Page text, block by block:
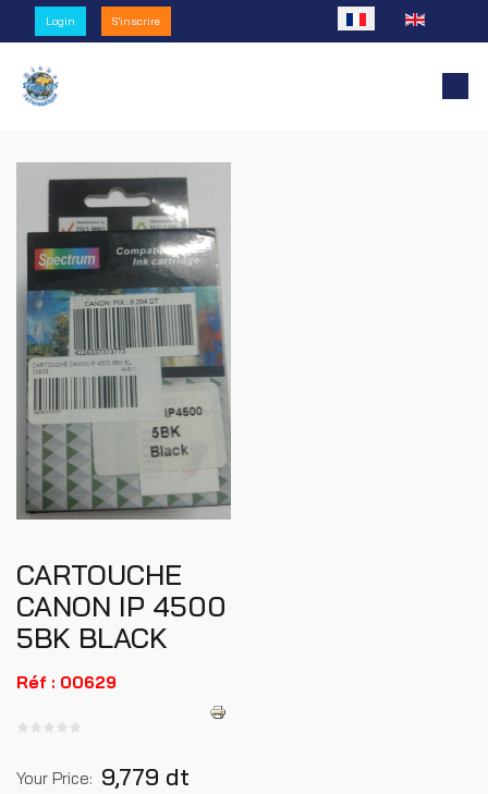
Login S'inscrire Sélectionnez votre
CARTOUCHE
CANON IP 4500
5BK BLACK
Réf : 00629
Your Price: 9,779 dt